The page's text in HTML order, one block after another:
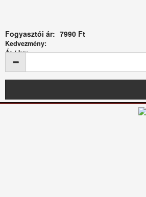
Fogyasztói ár: 7990 Ft
Kedvezmény:
Ár / kg: